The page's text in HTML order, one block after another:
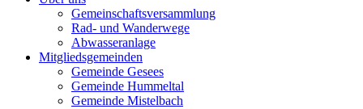
Gemeinschaftsversammlung
Rad- und Wanderwege
Abwasseranlage
Mitgliedsgemeinden
Gemeinde Gesees
Gemeinde Hummeltal
Gemeinde Mistelbach